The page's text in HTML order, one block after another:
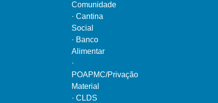
Comunidade
· Cantina
Social
· Banco
Alimentar
·
POAPMC/Privação
Material
· CLDS